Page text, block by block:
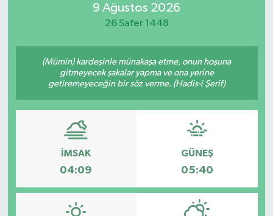
9 Ağustos 2026
26 Safer 1448
(Mümin) kardeşinle münakaşa etme, onun hoşuna
gitmeyecek şakalar yapma ve ona yerine
getiremeyeceğin bir söz verme. (Hadis-i Şerif)
İMSAK
04:09
GÜNEŞ
05:40
SPOR
İLÇELERİMİZ
RESMİ İLAN